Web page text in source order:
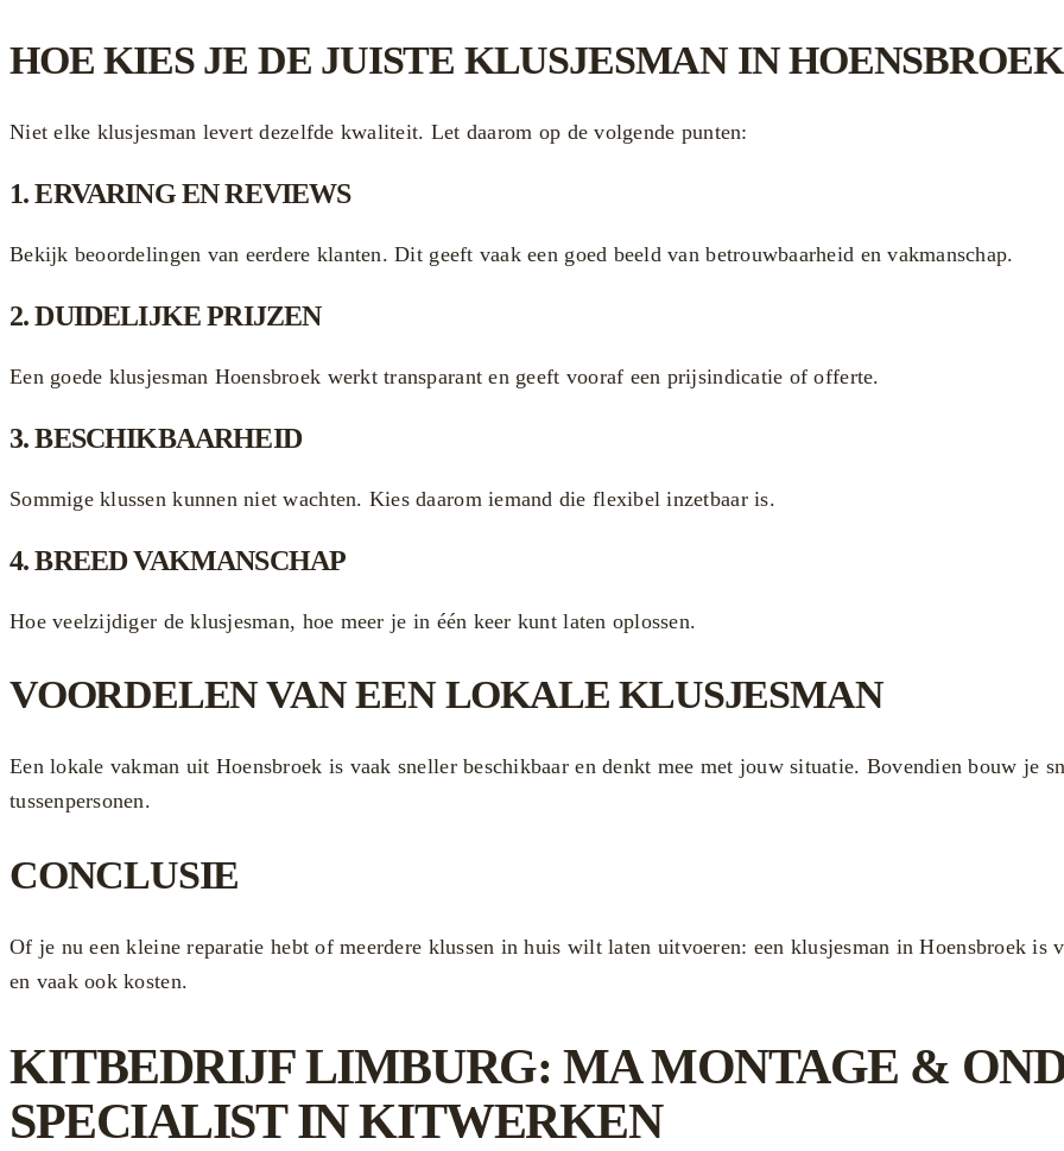
HOE KIES JE DE JUISTE KLUSJESMAN IN
Niet elke klusjesman levert dezelfde kwaliteit. Let daarom op de volgende punten:
1. ERVARING EN REVIEWS
Bekijk beoordelingen van eerdere klanten. Dit geeft vaak een goed beeld van betrouwbaarheid en vakmanschap.
2. DUIDELIJKE PRIJZEN
Een goede klusjesman Hoensbroek werkt transparant en geeft vooraf een prijsindicatie of offerte.
3. BESCHIKBAARHEID
Sommige klussen kunnen niet wachten. Kies daarom iemand die flexibel inzetbaar is.
4. BREED VAKMANSCHAP
Hoe veelzijdiger de klusjesman, hoe meer je in één keer kunt laten oplossen.
VOORDELEN VAN EEN LOKALE KLUSJESMAN
Een lokale vakman uit Hoensbroek is vaak sneller beschikbaar en denkt mee met jouw situatie. Bovendien bouw je
tussenpersonen.
CONCLUSIE
Of je nu een kleine reparatie hebt of meerdere klussen in huis wilt laten uitvoeren: een klusjesman in Hoensbroek is
en vaak ook kosten.
KITBEDRIJF LIMBURG: MA MONTAGE &
SPECIALIST IN KITWERKEN